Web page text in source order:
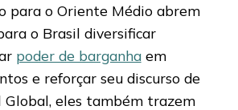
para o Oriente Médio abrem
o Brasil diversificar
poder de barganhaem
e reforçar seu discurso de
Global, eles também trazem